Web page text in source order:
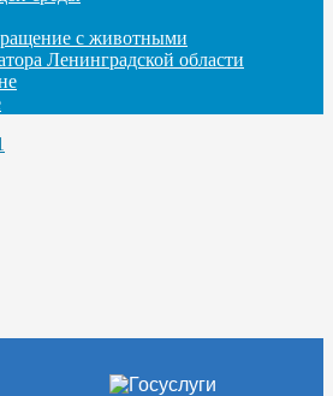
с животными
Ленинградской области